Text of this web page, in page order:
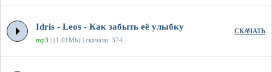
Idris - Leos - Как забыть её улыбку
mp3 | (1.01Mb) | скачали: 374
СКАЧАТЬ